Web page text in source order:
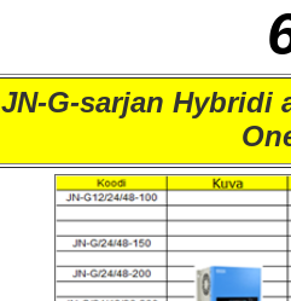
JN-G-sarjan